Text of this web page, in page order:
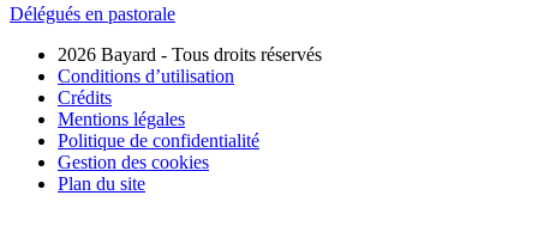
Délégués en pastorale
2026 Bayard - Tous droits réservés
Conditions d’utilisation
Crédits
Mentions légales
Politique de confidentialité
Gestion des cookies
Plan du site